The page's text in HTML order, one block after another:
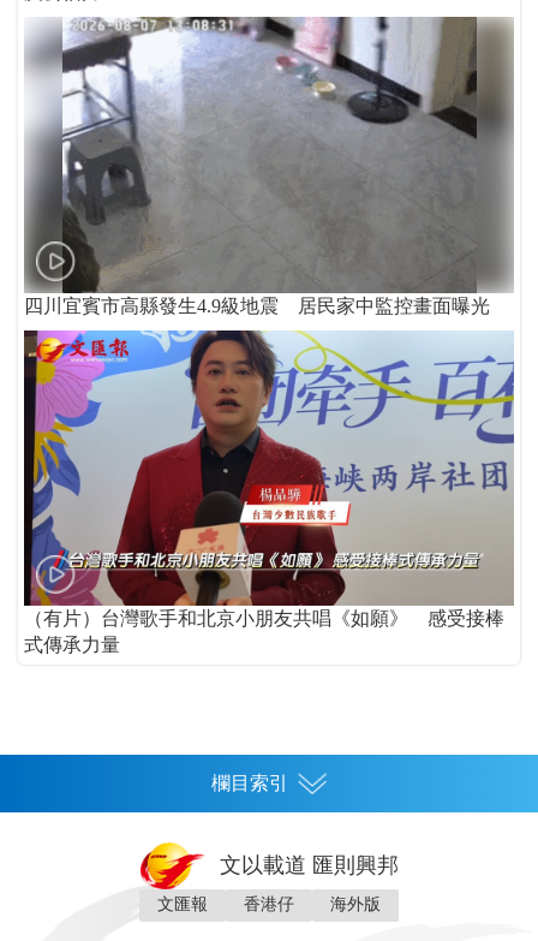
四川宜賓市高縣發生4.9級地震 居民家中監控畫面曝光
（有片）台灣歌手和北京小朋友共唱《如願》 感受接棒
式傳承力量
欄目索引
文以載道 匯則興邦
文匯報 香港仔 海外版